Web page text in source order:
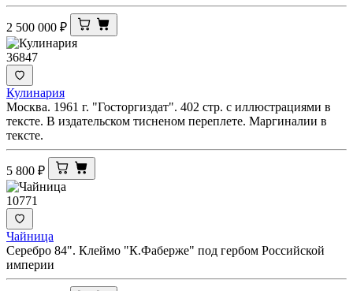
2 500 000 ₽
36847
Кулинария
Москва. 1961 г. "Госторгиздат". 402 стр. с иллюстрациями в
тексте. В издательском тисненом переплете. Маргиналии в
тексте.
5 800 ₽
10771
Чайница
Серебро 84". Клеймо "К.Фаберже" под гербом Российской
империи